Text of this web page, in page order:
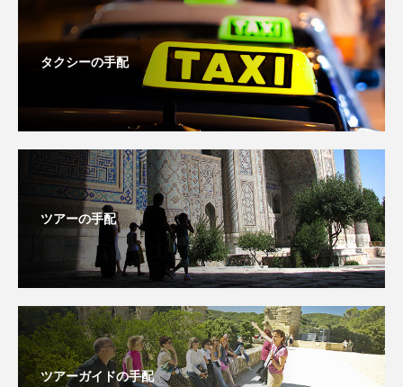
タクシーの手配
ツアーの手配
ツアーガイドの手配